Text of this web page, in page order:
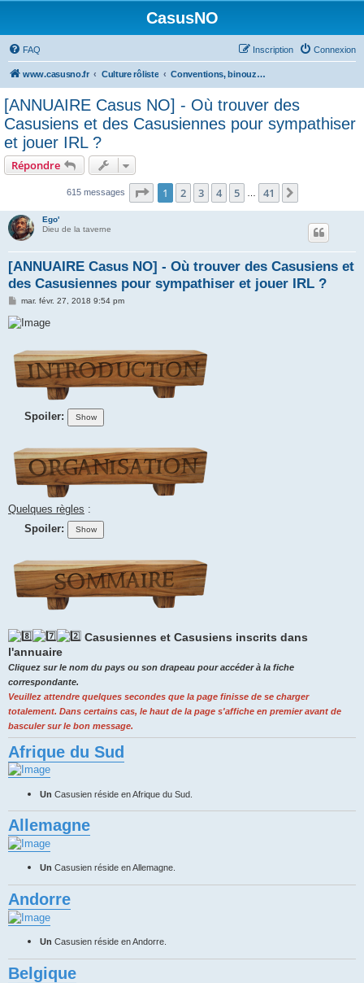
CasusNO
FAQ Connexion
Inscription
www.casusno.fr Culture rôliste Conventions, binouzes et recherche de joueurs
[ANNUAIRE Casus NO] - Où trouver des
Casusiens et des Casusiennes pour sympathiser
et jouer IRL ?
Répondre
615 messages Page 1sur41
1 2 3 4 5 41
Ego'
Dieu de la taverne
[ANNUAIRE Casus NO] - Où trouver des Casusiens et
des Casusiennes pour sympathiser et jouer IRL ?
M
s
s
e
mar. févr. 27, 2018 9:54 pm
Spoiler:
Quelques règles :
Spoiler:
Casusiennes et Casusiens inscrits dans
l'annuaire
Cliquez sur le nom du pays ou son drapeau pour accéder à la fiche
correspondante.
Veuillez attendre quelques secondes que la page finisse de se charger
totalement. Dans certains cas, le haut de la page s'affiche en premier avant de
basculer sur le bon message.
Afrique du Sud
Un Casusien réside en Afrique du Sud.
Allemagne
Un Casusien réside en Allemagne.
Andorre
Un Casusien réside en Andorre.
Belgique